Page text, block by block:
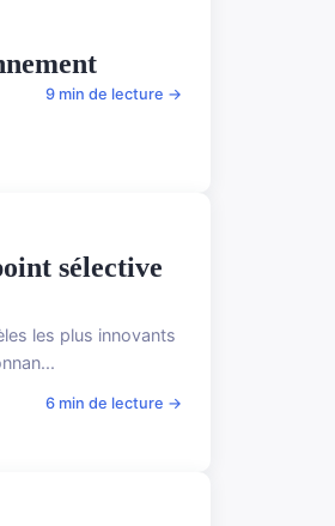
9 min de lecture →
sélective
les plus innovants
6 min de lecture →